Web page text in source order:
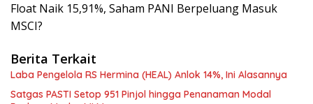
Float Naik 15,91%, Saham PANI Berpeluang Masuk
MSCI?
Berita Terkait
Laba Pengelola RS Hermina (HEAL) Anlok 14%, Ini Alasannya
Satgas PASTI Setop 951 Pinjol hingga Penanaman Modal